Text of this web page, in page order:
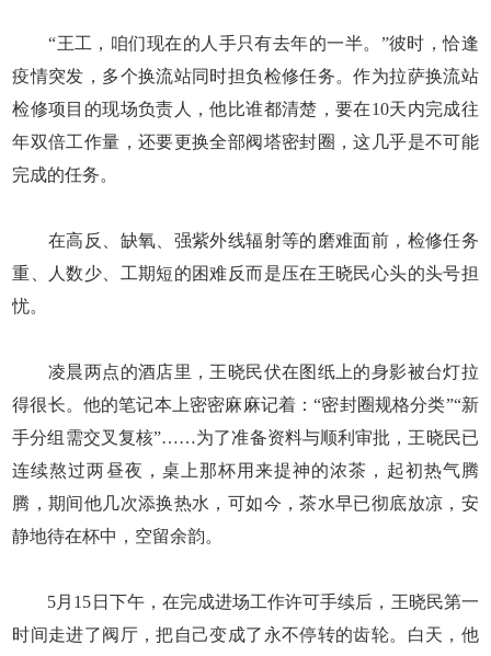
“王工，咱们现在的人手只有去年的一半。”彼时，恰逢
疫情突发，多个换流站同时担负检修任务。作为拉萨换流站
检修项目的现场负责人，他比谁都清楚，要在10天内完成往
年双倍工作量，还要更换全部阀塔密封圈，这几乎是不可能
完成的任务。
在高反、缺氧、强紫外线辐射等的磨难面前，检修任务
重、人数少、工期短的困难反而是压在王晓民心头的头号担
忧。
凌晨两点的酒店里，王晓民伏在图纸上的身影被台灯拉
得很长。他的笔记本上密密麻麻记着：“密封圈规格分类”“新
手分组需交叉复核”……为了准备资料与顺利审批，王晓民已
连续熬过两昼夜，桌上那杯用来提神的浓茶，起初热气腾
腾，期间他几次添换热水，可如今，茶水早已彻底放凉，安
静地待在杯中，空留余韵。
5月15日下午，在完成进场工作许可手续后，王晓民第一
时间走进了阀厅，把自己变成了永不停转的齿轮。白天，他